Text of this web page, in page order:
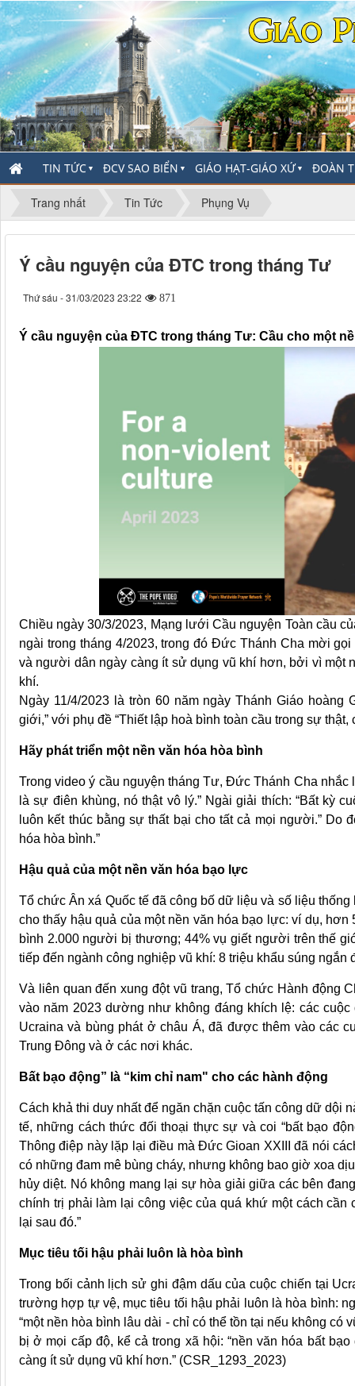
TIN TỨC ▼ ĐCV SAO BIỂN ▼ GIÁO HẠT-GIÁO XỨ▼ ĐOÀN
Trang nhất Tin Tức Phụng Vụ
Ý cầu nguyện của ĐTC trong tháng Tư
Thứ sáu - 31/03/2023 23:22 871
Ý cầu nguyện của ĐTC trong tháng Tư: Cầu cho một
Chiều ngày 30/3/2023, Mạng lưới Cầu nguyện Toàn cầu
ngài trong tháng 4/2023, trong đó Đức Thánh Cha mời
và người dân ngày càng ít sử dụng vũ khí hơn, bởi vì một
khí.
Ngày 11/4/2023 là tròn 60 năm ngày Thánh Giáo hoàng
giới,” với phụ đề “Thiết lập hoà bình toàn cầu trong sự thật,
Hãy phát triển một nền văn hóa hòa bình
Trong video ý cầu nguyện tháng Tư, Đức Thánh Cha
là sự điên khùng, nó thật vô lý.” Ngài giải thích: “Bất kỳ
luôn kết thúc bằng sự thất bại cho tất cả mọi người.” Do
hóa hòa bình.”
Hậu quả của một nền văn hóa bạo lực
Tổ chức Ân xá Quốc tế đã công bố dữ liệu và số liệu
cho thấy hậu quả của một nền văn hóa bạo lực: ví dụ,
bình 2.000 người bị thương; 44% vụ giết người trên thế
tiếp đến ngành công nghiệp vũ khí: 8 triệu khẩu súng
Và liên quan đến xung đột vũ trang, Tổ chức Hành động
vào năm 2023 dường như không đáng khích lệ: các
Ucraina và bùng phát ở châu Á, đã được thêm vào các
Trung Đông và ở các nơi khác.
Bất bạo động” là “kim chỉ nam" cho các hành động
Cách khả thi duy nhất để ngăn chặn cuộc tấn công dữ dội
tế, những cách thức đối thoại thực sự và coi “bất bạo
Thông điệp này lặp lại điều mà Đức Gioan XXIII đã nói
có những đam mê bùng cháy, nhưng không bao giờ xoa
hủy diệt. Nó không mang lại sự hòa giải giữa các bên
chính trị phải làm lại công việc của quá khứ một cách
lại sau đó.”
Mục tiêu tối hậu phải luôn là hòa bình
Trong bối cảnh lịch sử ghi đậm dấu của cuộc chiến tại
trường hợp tự vệ, mục tiêu tối hậu phải luôn là hòa bình:
“một nền hòa bình lâu dài - chỉ có thể tồn tại nếu không có
bị ở mọi cấp độ, kể cả trong xã hội: “nền văn hóa bất
càng ít sử dụng vũ khí hơn.” (CSR_1293_2023)